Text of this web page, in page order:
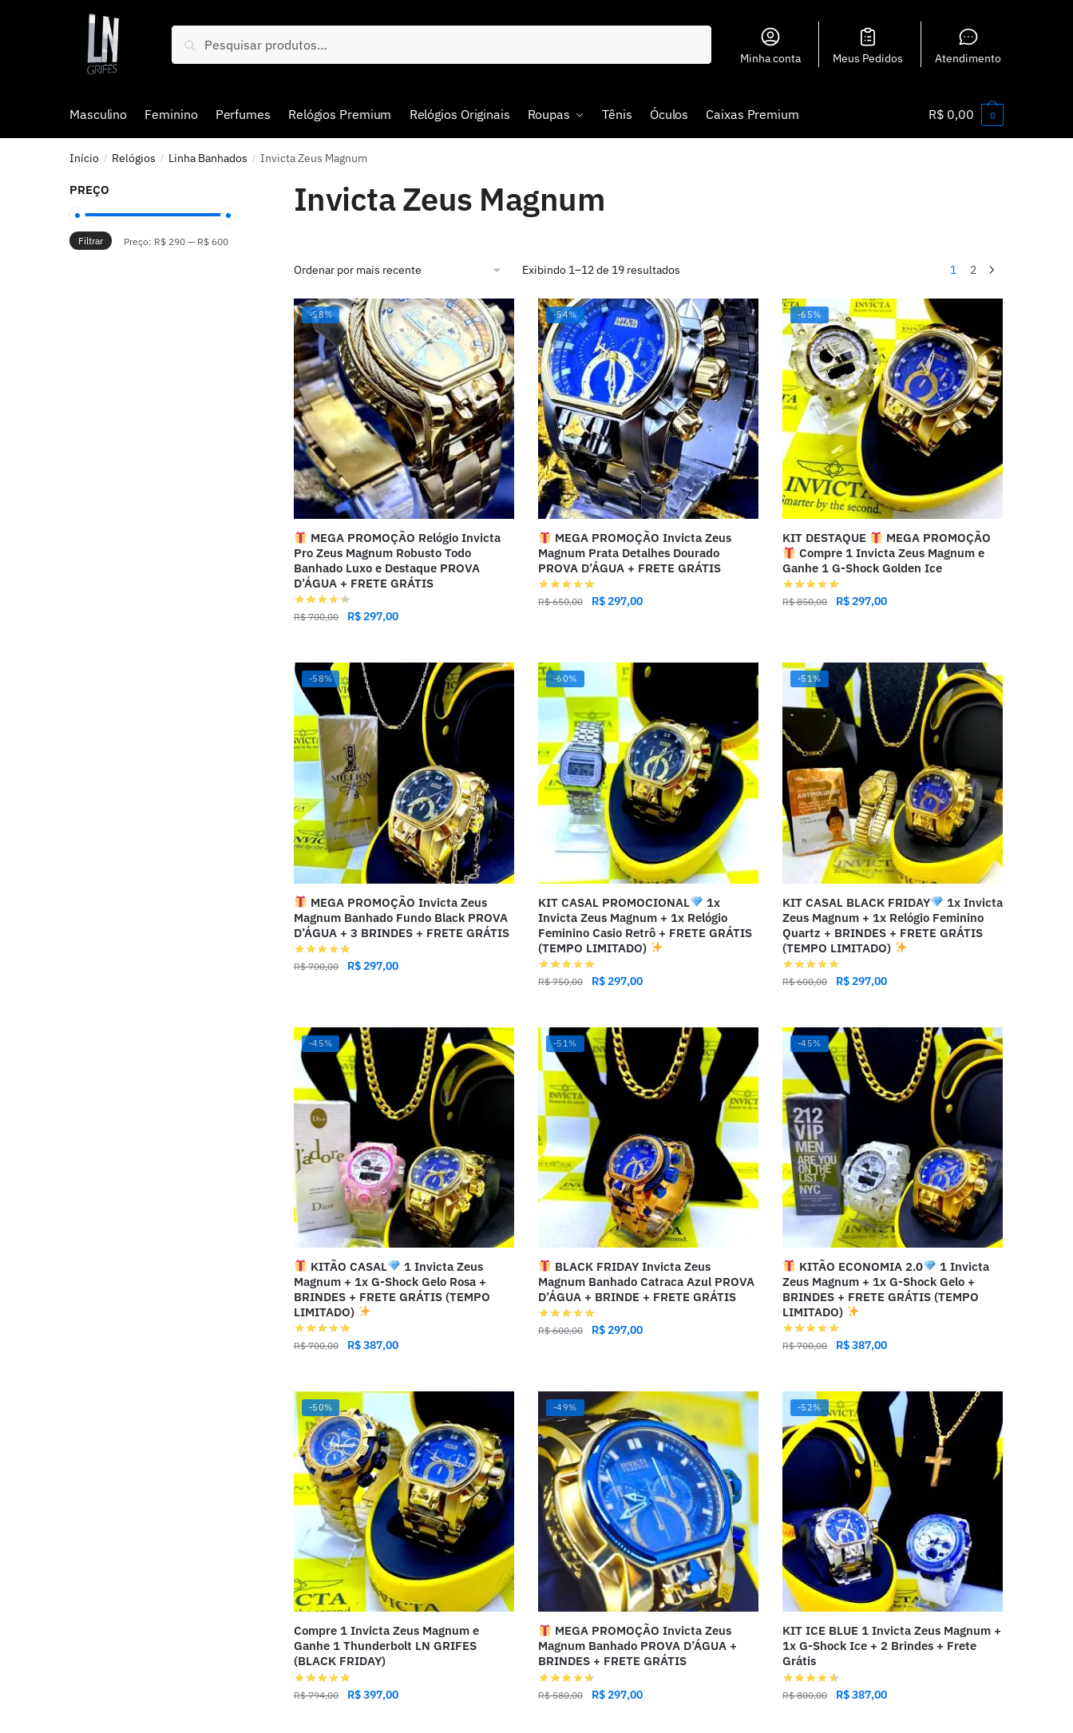
Pesquisar
Minha conta Meus Pedidos Atendimento
Masculino Feminino Perfumes Relógios Premium Relógios Originais Roupas Tênis Óculos Caixas Premium R$ 0,00 0
Início / Relógios / Linha Banhados / Invicta Zeus Magnum
Invicta Zeus Magnum
Exibindo 1–12 de 19 resultados 1 2
-58%
MEGA PROMOÇÃO Relógio Invicta
Pro Zeus Magnum Robusto Todo
Banhado Luxo e Destaque PROVA
D’ÁGUA + FRETE GRÁTIS
R$700,00 R$297,00
-54%
MEGA PROMOÇÃO Invicta Zeus
Magnum Prata Detalhes Dourado
PROVA D’ÁGUA + FRETE GRÁTIS
R$650,00 R$297,00
-65%
KIT DESTAQUE
MEGA PROMOÇÃO
Compre 1 Invicta Zeus Magnum e
Ganhe 1 G-Shock Golden Ice
R$850,00 R$297,00
-58%
MEGA PROMOÇÃO Invicta Zeus
Magnum Banhado Fundo Black PROVA
D’ÁGUA + 3 BRINDES + FRETE GRÁTIS
R$700,00 R$297,00
-60%
KIT CASAL PROMOCIONAL
1x
Invicta Zeus Magnum + 1x Relógio
Feminino Casio Retrô + FRETE GRÁTIS
(TEMPO LIMITADO)
R$750,00 R$297,00
-51%
KIT CASAL BLACK FRIDAY
1x Invicta
Zeus Magnum + 1x Relógio Feminino
Quartz + BRINDES + FRETE GRÁTIS
(TEMPO LIMITADO)
R$600,00 R$297,00
-45%
KITÃO CASAL
1 Invicta Zeus
Magnum + 1x G-Shock Gelo Rosa +
BRINDES + FRETE GRÁTIS (TEMPO
LIMITADO)
R$700,00 R$387,00
-51%
BLACK FRIDAY Invicta Zeus
Magnum Banhado Catraca Azul PROVA
D’ÁGUA + BRINDE + FRETE GRÁTIS
R$600,00 R$297,00
-45%
KITÃO ECONOMIA 2.0
1 Invicta
Zeus Magnum + 1x G-Shock Gelo +
BRINDES + FRETE GRÁTIS (TEMPO
LIMITADO)
R$700,00 R$387,00
-50%
Compre 1 Invicta Zeus Magnum e
Ganhe 1 Thunderbolt LN GRIFES
(BLACK FRIDAY)
R$794,00 R$397,00
-49%
MEGA PROMOÇÃO Invicta Zeus
Magnum Banhado PROVA D’ÁGUA +
BRINDES + FRETE GRÁTIS
R$580,00 R$297,00
-52%
KIT ICE BLUE 1 Invicta Zeus Magnum +
1x G-Shock Ice + 2 Brindes + Frete
Grátis
R$800,00 R$387,00
PREÇO
Filtrar Preço: R$ 290— R$ 600